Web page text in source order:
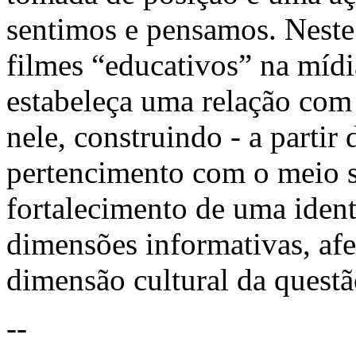
sentimos e pensamos.
filmes “educativos” na
estabeleça uma relação
nele, construindo - a partir
pertencimento com o meio
fortalecimento de uma
dimensões informativas,
dimensão cultural da
--